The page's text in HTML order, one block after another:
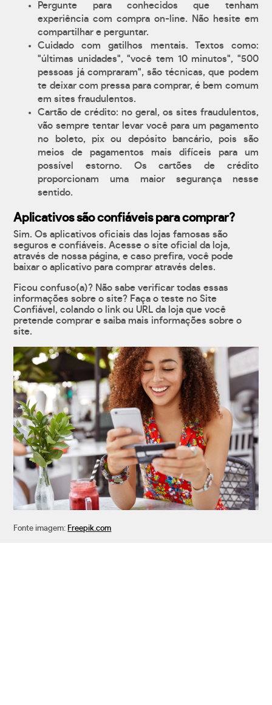
Pergunte para conhecidos que tenham
experiência com compra on-line. Não hesite em
compartilhar e perguntar.
Cuidado com gatilhos mentais. Textos como:
"últimas unidades", "você tem 10 minutos", "500
pessoas já compraram", são técnicas, que podem
te deixar com pressa para comprar, é bem comum
em sites fraudulentos.
Cartão de crédito: no geral, os sites fraudulentos,
vão sempre tentar levar você para um pagamento
no boleto, pix ou depósito bancário, pois são
meios de pagamentos mais difíceis para um
possível estorno. Os cartões de crédito
proporcionam uma maior segurança nesse
sentido.
Aplicativos são confiáveis para comprar?
Sim. Os aplicativos oficiais das lojas famosas são
seguros e confiáveis. Acesse o site oficial da loja,
através de nossa página, e caso prefira, você pode
baixar o aplicativo para comprar através deles.
Ficou confuso(a)? Não sabe verificar todas essas
informações sobre o site? Faça o teste no Site
Confiável, colando o link ou URL da loja que você
pretende comprar e saiba mais informações sobre o
site.
Fonte imagem: Freepik.com